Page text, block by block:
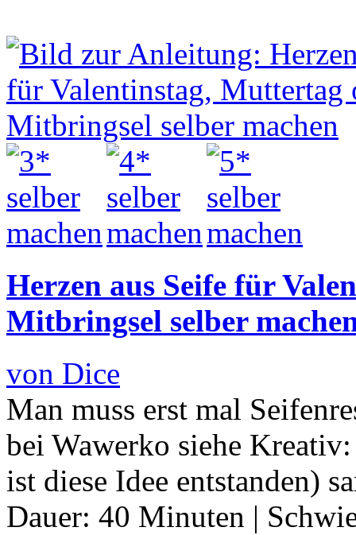
Herzen aus Seife für
Mitbringsel selber
von Dice
Man muss erst mal
bei Wawerko siehe
ist diese Idee entstanden)
Dauer: 40 Minuten |